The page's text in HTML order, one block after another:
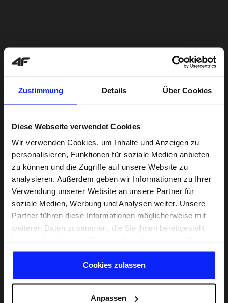
Zustimmung Details Über Cookies
Diese Webseite verwendet Cookies
Wir verwenden Cookies, um Inhalte und Anzeigen zu
personalisieren, Funktionen für soziale Medien anbieten
zu können und die Zugriffe auf unsere Website zu
analysieren. Außerdem geben wir Informationen zu Ihrer
Verwendung unserer Website an unsere Partner für
soziale Medien, Werbung und Analysen weiter. Unsere
Partner führen diese Informationen möglicherweise mit
weiteren Daten zusammen, die Sie ihnen bereitgestellt
gesammelt haben.
Cookies zulassen
Anpassen